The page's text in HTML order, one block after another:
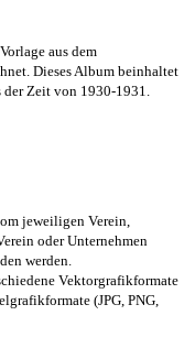
aus dem
Dieses Album beinhaltet
Zeit von 1930-1931.
jeweiligen Verein,
oder Unternehmen
werden.
Vektorgrafikformate
(JPG, PNG,